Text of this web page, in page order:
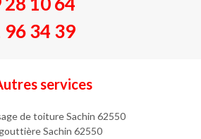
96 34 39
services
de toiture Sachin 62550
Sachin 62550